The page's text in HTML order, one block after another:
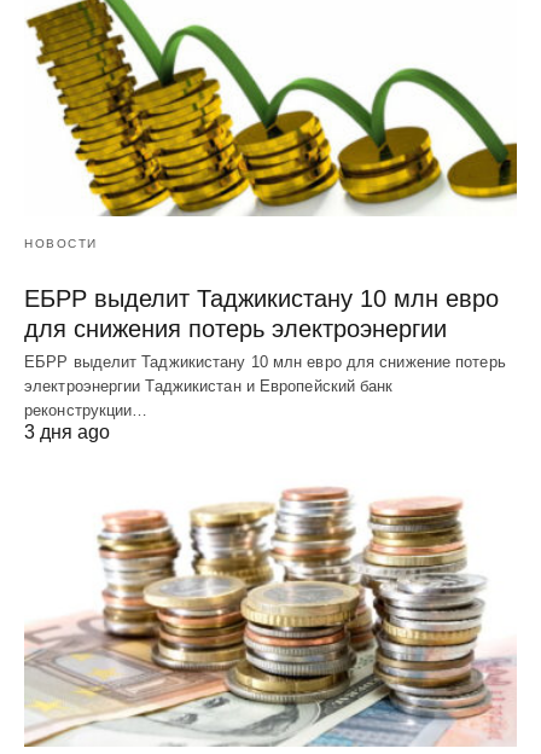
НОВОСТИ
ЕБРР выделит Таджикистану 10 млн евро
для снижения потерь электроэнергии
ЕБРР выделит Таджикистану 10 млн евро для снижение потерь
электроэнергии Таджикистан и Европейский банк
реконструкции…
3 дня ago